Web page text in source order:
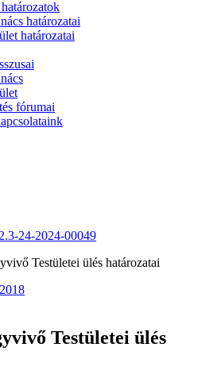
határozatai
határozatai
fórumai
24-2024-00049
Testületei ülés határozatai
Testületei ülés